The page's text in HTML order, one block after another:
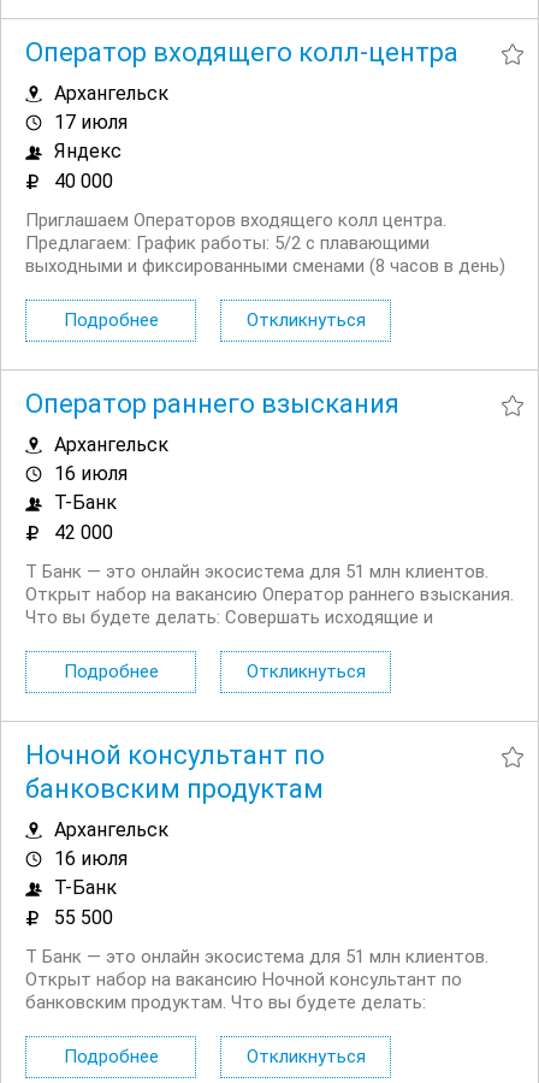
Оператор входящего колл-центра
Архангельск
17 июля
Яндекс
40 000
Приглашаем Операторов входящего колл центра.
Предлагаем: График работы: 5/2 с плавающими
выходными и фиксированными сменами (8 часов в день)
Удалённую работу и гибкий график — 5/2 с плавающими
выходными и фиксированными сменами...
Подробнее Откликнуться
Оператор раннего взыскания
Архангельск
16 июля
Т-Банк
42 000
Т Банк — это онлайн экосистема для 51 млн клиентов.
Открыт набор на вакансию Оператор раннего взыскания.
Что вы будете делать: Совершать исходящие и
переговоры с должниками и их окружением Выставлять
требование на оплату долга,...
Подробнее Откликнуться
Ночной консультант по
банковским продуктам
Архангельск
16 июля
Т-Банк
55 500
Т Банк — это онлайн экосистема для 51 млн клиентов.
Открыт набор на вакансию Ночной консультант по
банковским продуктам. Что вы будете делать:
на входящих звонках Работать на входящих обращениях
— заниматься поиском клиентов не нужно...
Подробнее Откликнуться